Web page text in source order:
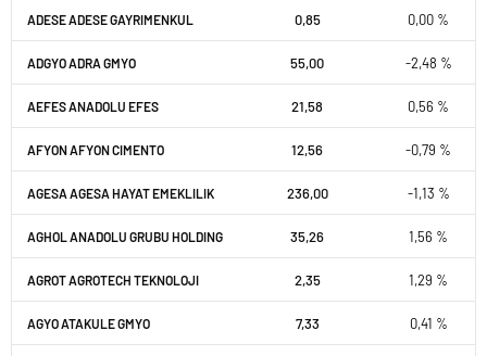
ADESE ADESE GAYRIMENKUL 0,85 0,00 %
ADGYO ADRA GMYO 55,00 -2,48 %
AEFES ANADOLU EFES 21,58 0,56 %
AFYON AFYON CIMENTO 12,56 -0,79 %
AGESA AGESA HAYAT EMEKLILIK 236,00 -1,13 %
AGHOL ANADOLU GRUBU HOLDING 35,26 1,56 %
AGROT AGROTECH TEKNOLOJI 2,35 1,29 %
AGYO ATAKULE GMYO 7,33 0,41 %